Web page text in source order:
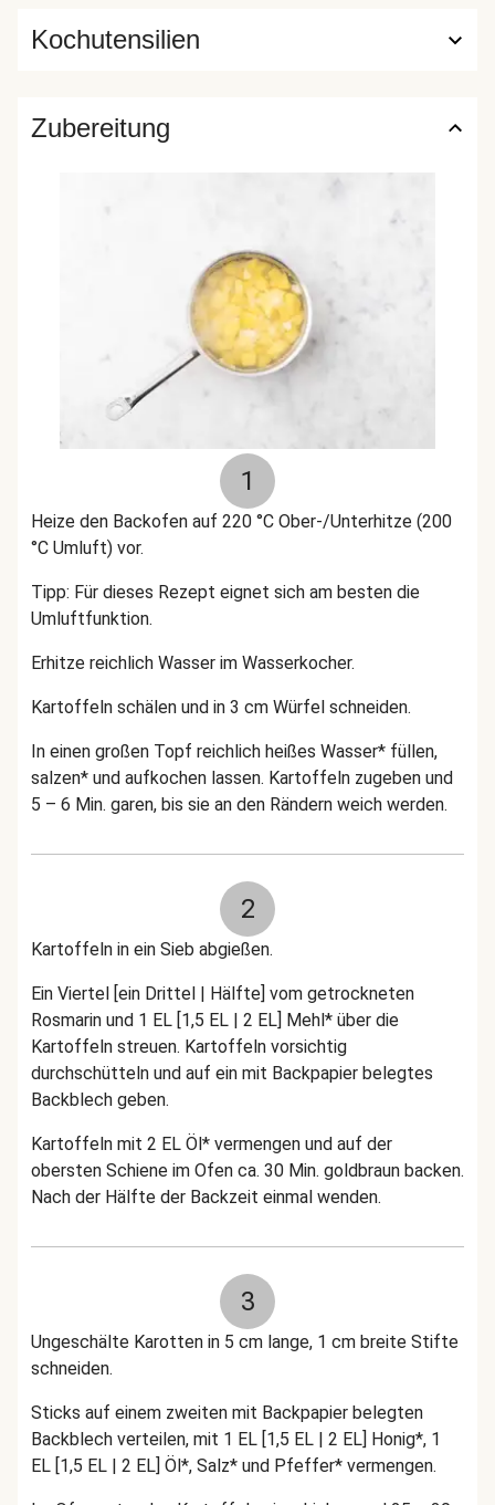
Kochutensilien
Zubereitung
1
Heize den Backofen auf 220 °C Ober-/Unterhitze (200
°C Umluft) vor.
Tipp: Für dieses Rezept eignet sich am besten die
Umluftfunktion.
Erhitze reichlich Wasser im Wasserkocher.
Kartoffeln schälen und in 3 cm Würfel schneiden.
In einen großen Topf reichlich heißes Wasser* füllen,
salzen* und aufkochen lassen. Kartoffeln zugeben und
5 – 6 Min. garen, bis sie an den Rändern weich werden.
2
Kartoffeln in ein Sieb abgießen.
Ein Viertel [ein Drittel | Hälfte] vom getrockneten
Rosmarin und 1 EL [1,5 EL | 2 EL] Mehl* über die
Kartoffeln streuen. Kartoffeln vorsichtig
durchschütteln und auf ein mit Backpapier belegtes
Backblech geben.
Kartoffeln mit 2 EL Öl* vermengen und auf der
obersten Schiene im Ofen ca. 30 Min. goldbraun backen.
Nach der Hälfte der Backzeit einmal wenden.
3
Ungeschälte Karotten in 5 cm lange, 1 cm breite Stifte
schneiden.
Sticks auf einem zweiten mit Backpapier belegten
Backblech verteilen, mit 1 EL [1,5 EL | 2 EL] Honig*, 1
EL [1,5 EL | 2 EL] Öl*, Salz* und Pfeffer* vermengen.